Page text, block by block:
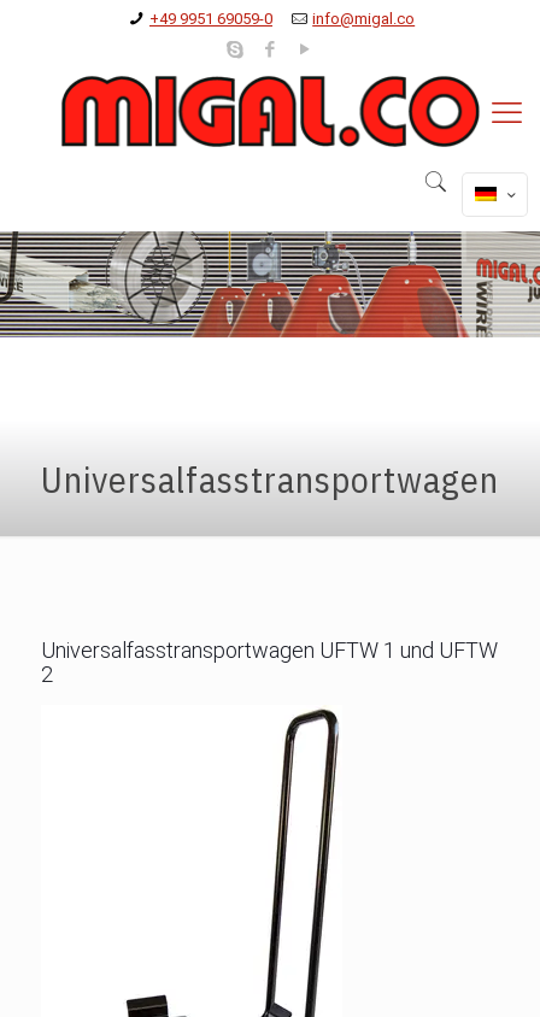
+49 9951 69059-0 info@migal.co
Universalfasstransportwagen
Universalfasstransportwagen UFTW 1 und UFTW
2